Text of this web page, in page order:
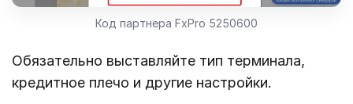
Код партнера FxPro 5250600
Обязательно выставляйте тип терминала,
кредитное плечо и другие настройки.